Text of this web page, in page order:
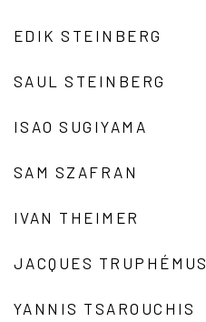
EDIK STEINBERG
SAUL STEINBERG
ISAO SUGIYAMA
SAM SZAFRAN
IVAN THEIMER
JACQUES TRUPHÉMUS
YANNIS TSAROUCHIS